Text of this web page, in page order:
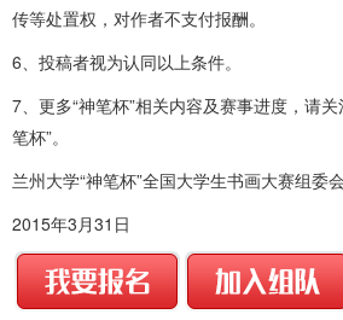
传等处置权，对作者不支付报酬。
6、投稿者视为认同以上条件。
7、更多“神笔杯”相关内容及赛事进度，请
笔杯”。
兰州大学“神笔杯”全国大学生书画大赛组委会
2015年3月31日